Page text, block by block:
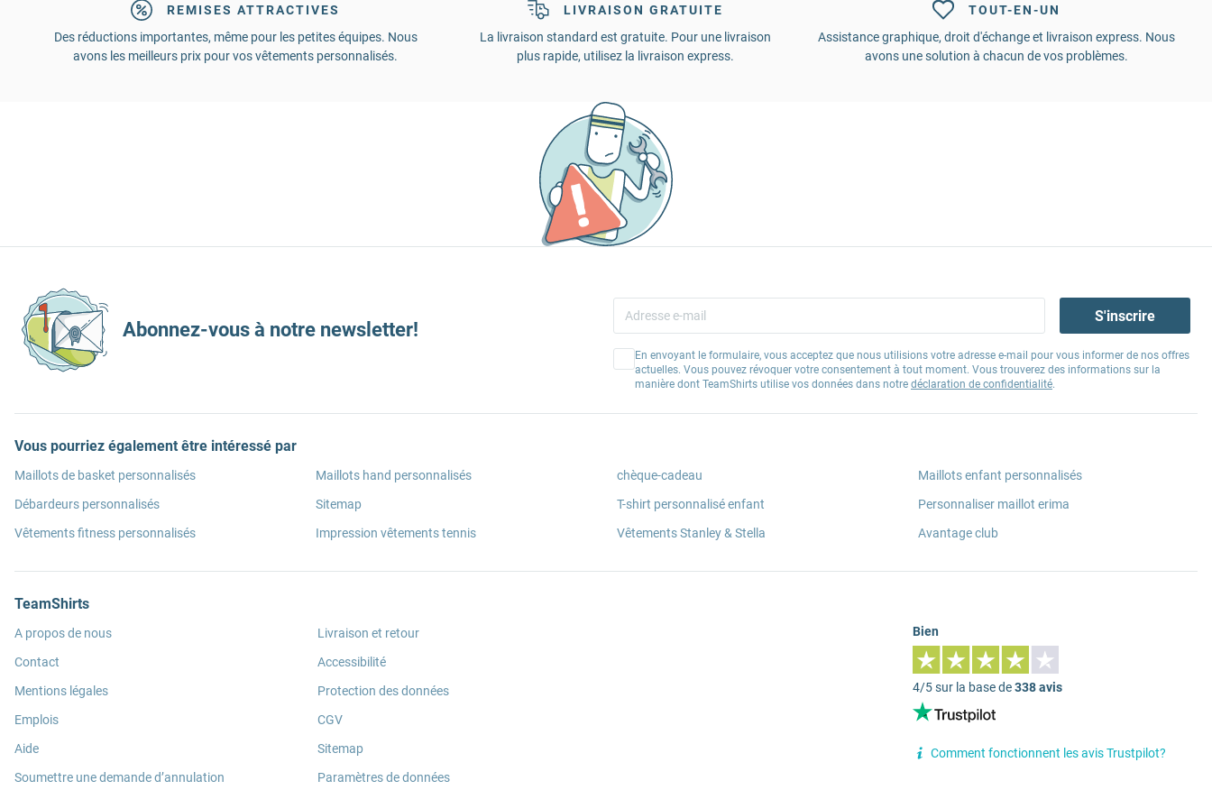
REMISES ATTRACTIVES
Des réductions importantes, même pour les petites équipes. Nous
avons les meilleurs prix pour vos vêtements personnalisés.
LIVRAISON GRATUITE
La livraison standard est gratuite. Pour une livraison
plus rapide, utilisez la livraison express.
TOUT-EN-UN
Assistance graphique, droit d'échange et livraison express. Nous
avons une solution à chacun de vos problèmes.
Abonnez-vous à notre newsletter!
S'inscrire
En envoyant le formulaire, vous acceptez que nous utilisions votre adresse e-mail pour vous informer de nos offres
actuelles. Vous pouvez révoquer votre consentement à tout moment. Vous trouverez des informations sur la
manière dont TeamShirts utilise vos données dans notre déclaration de confidentialité.
Vous pourriez également être intéressé par
Maillots de basket personnalisés
Débardeurs personnalisés
Vêtements fitness personnalisés
Maillots hand personnalisés
Sitemap
Impression vêtements tennis
chèque-cadeau
T-shirt personnalisé enfant
Vêtements Stanley & Stella
Maillots enfant personnalisés
Personnaliser maillot erima
Avantage club
TeamShirts
A propos de nous
Contact
Mentions légales
Emplois
Aide
Soumettre une demande d’annulation
Livraison et retour
Accessibilité
Protection des données
CGV
Sitemap
Paramètres de données
Bien
4/5 sur la base de338 avis
Comment fonctionnent les avis Trustpilot?